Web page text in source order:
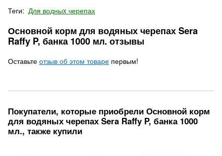
Теги: Для водныx черепах
Основной корм для водяных черепах Sera
Raffy P, банка 1000 мл. отзывы
Оставьте отзыв об этом товаре первым!
Покупатели, которые приобрели Основной корм
для водяных черепах Sera Raffy P, банка 1000
мл., также купили